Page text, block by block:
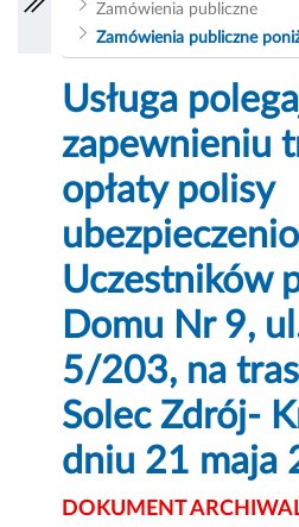
Zamówienia publiczne
Zamówienia publiczne
Usługa
zapewnieniu
opłaty polisy
Uczestników
Domu Nr 9,
5/203, na
Solec Zdrój-
dniu 21 maja
DOKUMENT